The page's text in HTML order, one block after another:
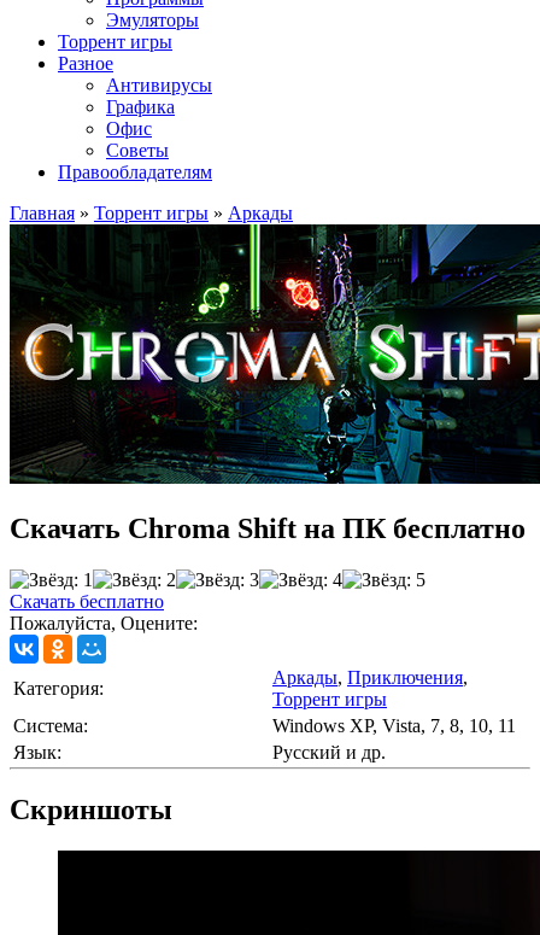
Эмуляторы
Торрент игры
Разное
Антивирусы
Графика
Офис
Советы
Правообладателям
Главная » Торрент игры » Аркады
Скачать Chroma Shift на ПК бесплатно
Скачать бесплатно
Пожалуйста, Оцените:
Категория:
Аркады, Приключения,
Торрент игры
Cистема:
Windows XP, Vista, 7, 8, 10, 11
Язык:
Русский и др.
Скриншоты